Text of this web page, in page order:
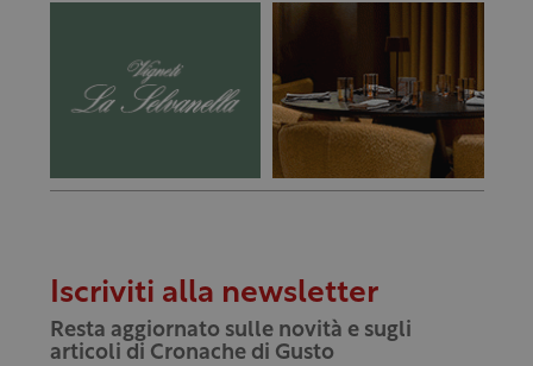
Iscriviti alla newsletter
Resta aggiornato sulle novità e sugli
articoli di Cronache di Gusto